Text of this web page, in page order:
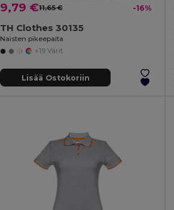
9,79 €11,65 € -16%
TH Clothes 30135
Naisten pikeepaita
+19 Värit
Lisää Ostokoriin